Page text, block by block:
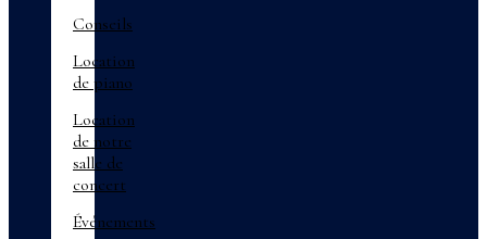
Conseils
Location
de piano
Location
de notre
salle de
concert
Événements